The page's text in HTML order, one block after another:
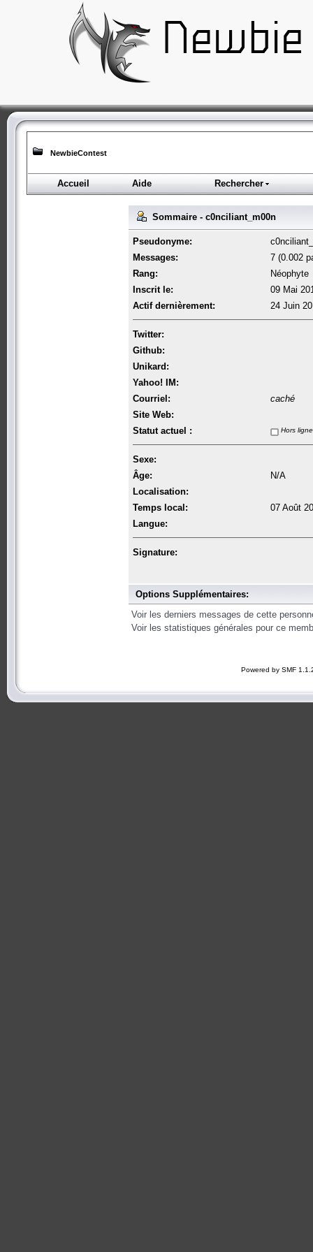
NewbieContest
Accueil Aide Rechercher
Sommaire - c0nciliant_m00n
Pseudonyme:
Messages:
7 (0.002
Rang:
Néophyte
Inscrit le:
09 Mai
Actif dernièrement:
24 Juin
Twitter:
Github:
Unikard:
Yahoo! IM:
Courriel:
caché
Site Web:
Statut actuel :
Hors ligne
Sexe:
Âge:
N/A
Localisation:
Temps local:
07 Août
Langue:
Signature:
Options Supplémentaires:
Voir les derniers messages de cette
Voir les statistiques générales pour ce
Powered by SMF